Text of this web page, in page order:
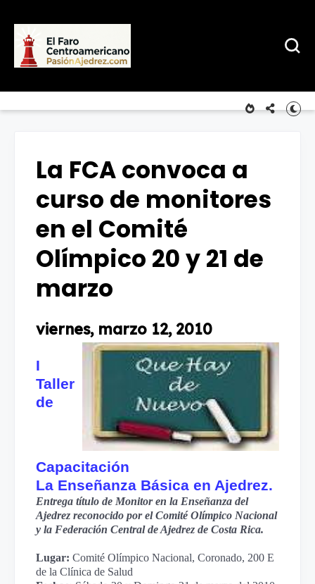
La FCA convoca a
curso de monitores
en el Comité
Olímpico 20 y 21 de
marzo
viernes, marzo 12, 2010
I
Taller
de
Capacitación
La Enseñanza Básica en Ajedrez.
Entrega título de Monitor en la Enseñanza del
Ajedrez reconocido por el Comité Olímpico Nacional
y la Federación Central de Ajedrez de Costa Rica.
Lugar: Comité Olímpico Nacional, Coronado, 200 E
de la Clínica de Salud